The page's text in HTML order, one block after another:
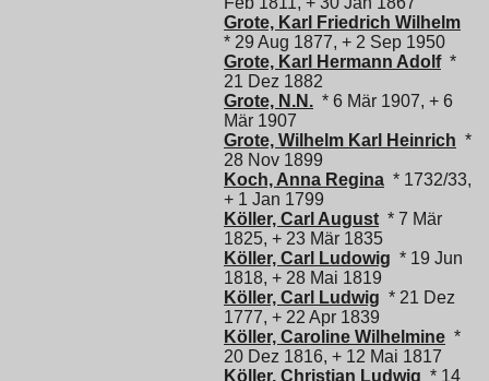
Grote, Karl Friedrich Wilhelm
* 29 Aug 1877, + 2 Sep 1950
Grote, Karl Hermann Adolf*
21 Dez 1882
Grote, N.N. * 6 Mär 1907, + 6
Mär 1907
Grote, Wilhelm Karl Heinrich *
28 Nov 1899
Koch, Anna Regina * 1732/33,
+ 1 Jan 1799
Köller, Carl August * 7 Mär
1825, + 23 Mär 1835
Köller, Carl Ludowig * 19 Jun
1818, + 28 Mai 1819
Köller, Carl Ludwig * 21 Dez
1777, + 22 Apr 1839
Köller, Caroline Wilhelmine *
20 Dez 1816, + 12 Mai 1817
Köller, Christian Ludwig * 14